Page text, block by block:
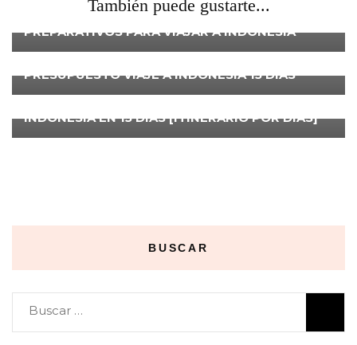
También puede gustarte...
INDONESIA
PREPARATIVOS PARA VIAJAR A INDONESIA
INDONESIA
PRESUPUESTO VIAJE A INDONESIA 15 DÍAS
INDONESIA
INDONESIA EN 15 DÍAS [ITINERARIO POR DÍAS]
BUSCAR
Buscar: